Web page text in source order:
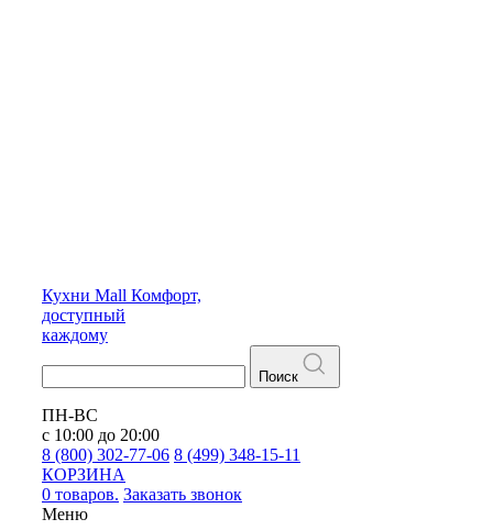
Кухни Mall Комфорт,
доступный
каждому
Поиск
ПН-ВС
с 10:00 до 20:00
8 (800) 302-77-06 8 (499) 348-15-11
КОРЗИНА
0 товаров. Заказать звонок
Меню